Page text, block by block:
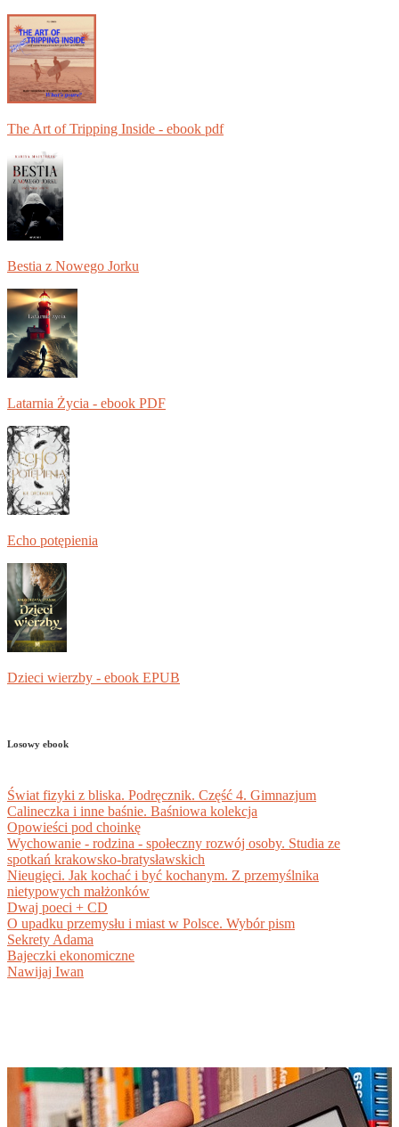
The Art of Tripping Inside - ebook pdf
Bestia z Nowego Jorku
Latarnia Życia - ebook PDF
Echo potępienia
Dzieci wierzby - ebook EPUB
Losowy ebook
Świat fizyki z bliska. Podręcznik. Część 4. Gimnazjum
Calineczka i inne baśnie. Baśniowa kolekcja
Opowieści pod choinkę
Wychowanie - rodzina - społeczny rozwój osoby. Studia ze
spotkań krakowsko-bratysławskich
Nieugięci. Jak kochać i być kochanym. Z przemyślnika
nietypowych małżonków
Dwaj poeci + CD
O upadku przemysłu i miast w Polsce. Wybór pism
Sekrety Adama
Bajeczki ekonomiczne
Nawijaj Iwan